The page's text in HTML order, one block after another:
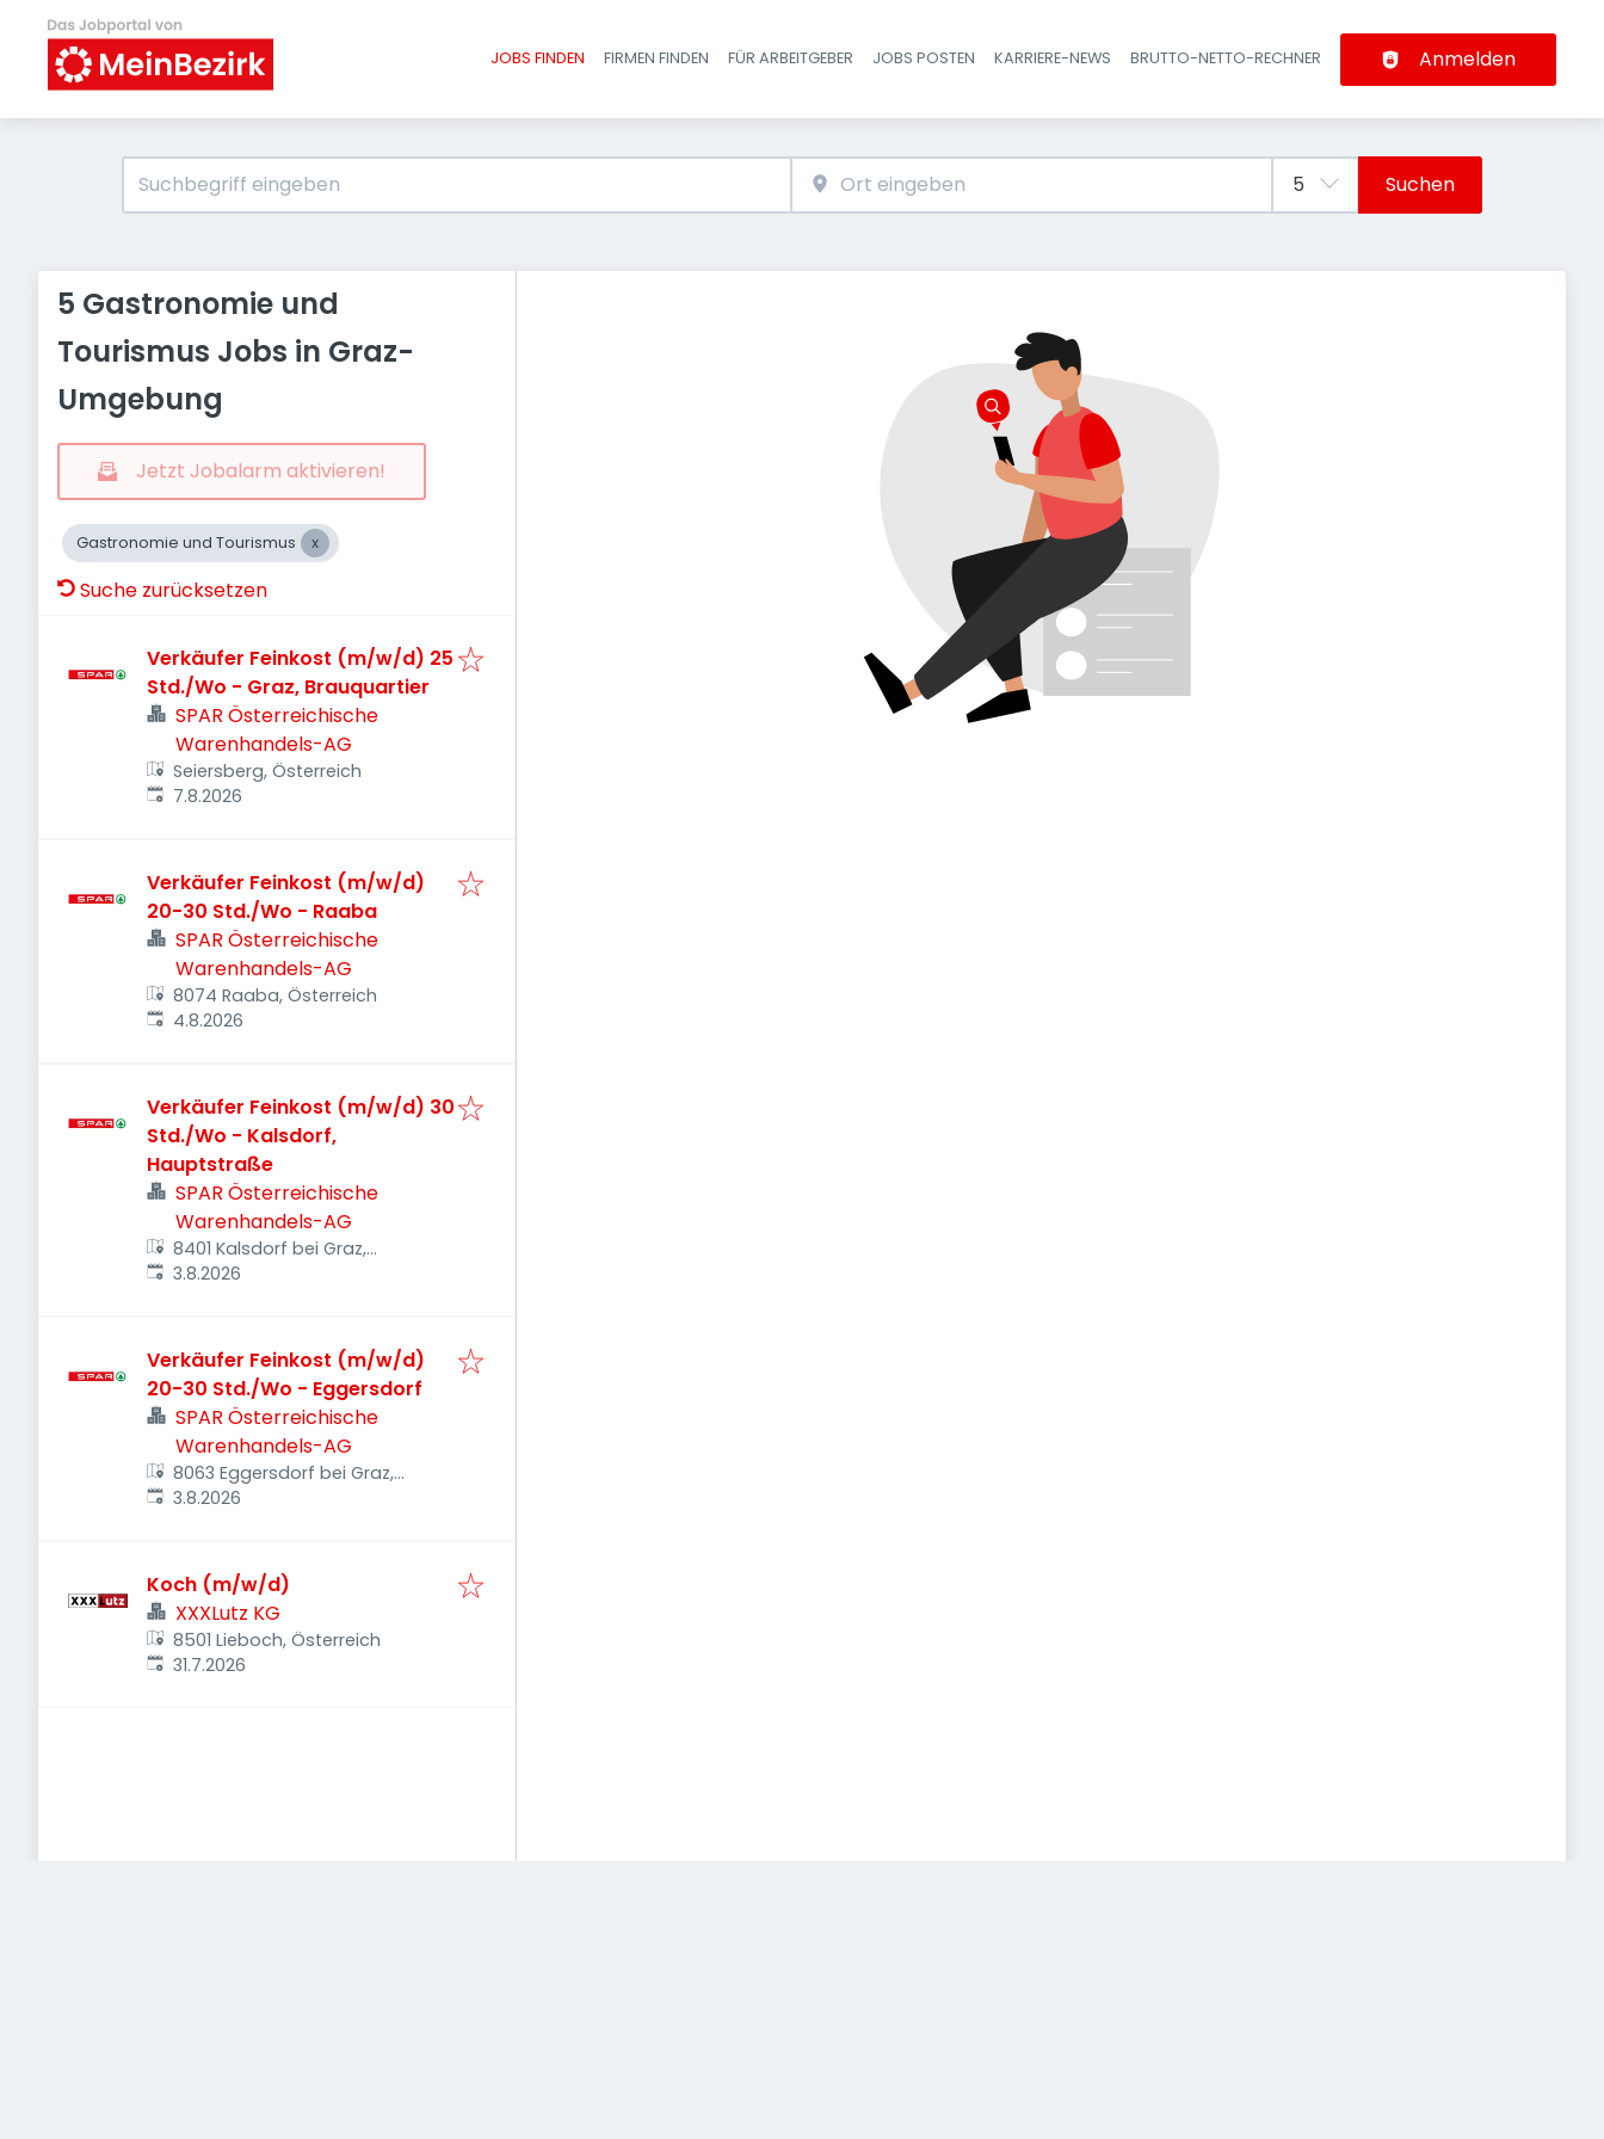
Haupt-Navigation
JOBS FINDEN FIRMEN FINDEN FÜR ARBEITGEBER JOBS POSTEN KARRIERE-NEWS BRUTTO-NETTO-RECHNER Anmelden
Suchen
5 Gastronomie und
Tourismus Jobs in Graz-
Umgebung
Jetzt Jobalarm aktivieren!
Gastronomie und Tourismus
Suche zurücksetzen
Verkäufer Feinkost (m/w/d) 25
Std./Wo - Graz, Brauquartier
SPAR Österreichische
Warenhandels-AG
Seiersberg, Österreich
Veröffentlicht
7.8.2026
Verkäufer Feinkost (m/w/d)
20-30 Std./Wo - Raaba
SPAR Österreichische
Warenhandels-AG
8074 Raaba, Österreich
Veröffentlicht
4.8.2026
Verkäufer Feinkost (m/w/d) 30
Std./Wo - Kalsdorf,
Hauptstraße
SPAR Österreichische
Warenhandels-AG
8401 Kalsdorf bei Graz,
Österreich
Veröffentlicht
3.8.2026
Verkäufer Feinkost (m/w/d)
20-30 Std./Wo - Eggersdorf
SPAR Österreichische
Warenhandels-AG
8063 Eggersdorf bei Graz,
Österreich
Veröffentlicht
3.8.2026
Koch (m/w/d)
XXXLutz KG
8501 Lieboch, Österreich
Veröffentlicht
31.7.2026